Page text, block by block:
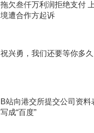
拖欠叁仟万利润拒绝支付
境遭合作方起诉
祝兴勇，我们还要等你多久
B站向港交所提交公司资料
写成“百度”